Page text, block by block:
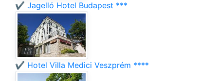
✔️ Jagelló Hotel Budapest ***
✔️ Hotel Villa Medici Veszprém ****